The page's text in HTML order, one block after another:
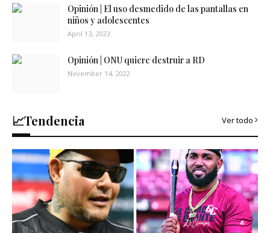
Opinión | El uso desmedido de las pantallas en
niños y adolescentes
April 13, 2023
Opinión | ONU quiere destruir a RD
November 14, 2022
📈Tendencia Ver todo